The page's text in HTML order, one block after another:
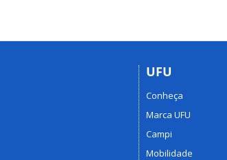
UFU
Conheça
Marca UFU
Campi
Mobilidade